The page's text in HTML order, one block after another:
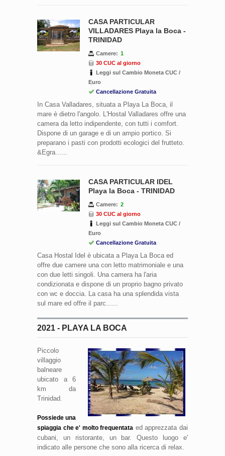
CASA PARTICULAR
VILLADARES Playa la Boca -
TRINIDAD
Camere: 1
30 CUC al giorno
Leggi sul Cambio Moneta CUC /
Euro
Cancellazione Gratuita
In Casa Valladares, situata a Playa La Boca, il
mare è dietro l'angolo. L'Hostal Valladares offre una
camera da letto indipendente, con tutti i comfort.
Dispone di un garage e di un ampio portico. Si
preparano i pasti con prodotti ecologici del frutteto.
&Egra......
CASA PARTICULAR IDEL
Playa la Boca - TRINIDAD
Camere: 2
30 CUC al giorno
Leggi sul Cambio Moneta CUC /
Euro
Cancellazione Gratuita
Casa Hostal Idel è ubicata a Playa La Boca ed
offre due camere una con letto matrimoniale e una
con due letti singoli. Una camera ha l'aria
condizionata e dispone di un proprio bagno privato
con wc e doccia. La casa ha una splendida vista
sul mare ed offre il parc......
2021 - PLAYA LA BOCA
Piccolo
villaggio
balneare
ubicato a 6
km da
Trinidad.
Possiede una
spiaggia che e' molto frequentata ed apprezzata dai
cubani, un ristorante, un bar. Questo luogo e'
indicato alle persone che sono alla ricerca di relax.